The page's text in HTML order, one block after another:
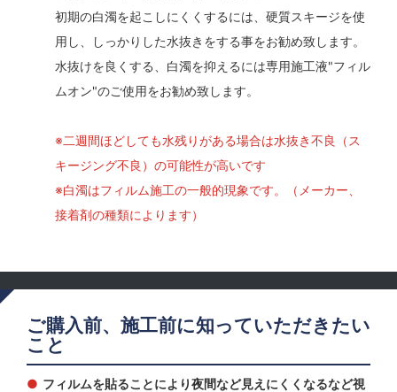
初期の白濁を起こしにくくするには、硬質スキージを使
用し、しっかりした水抜きをする事をお勧め致します。
水抜けを良くする、白濁を抑えるには専用施工液"フィル
ムオン"のご使用をお勧め致します。
※二週間ほどしても水残りがある場合は水抜き不良（ス
キージング不良）の可能性が高いです
※白濁はフィルム施工の一般的現象です。（メーカー、
接着剤の種類によります）
ご購入前、施工前に知っていただきたい
こと
フィルムを貼ることにより夜間など見えにくくなるなど視